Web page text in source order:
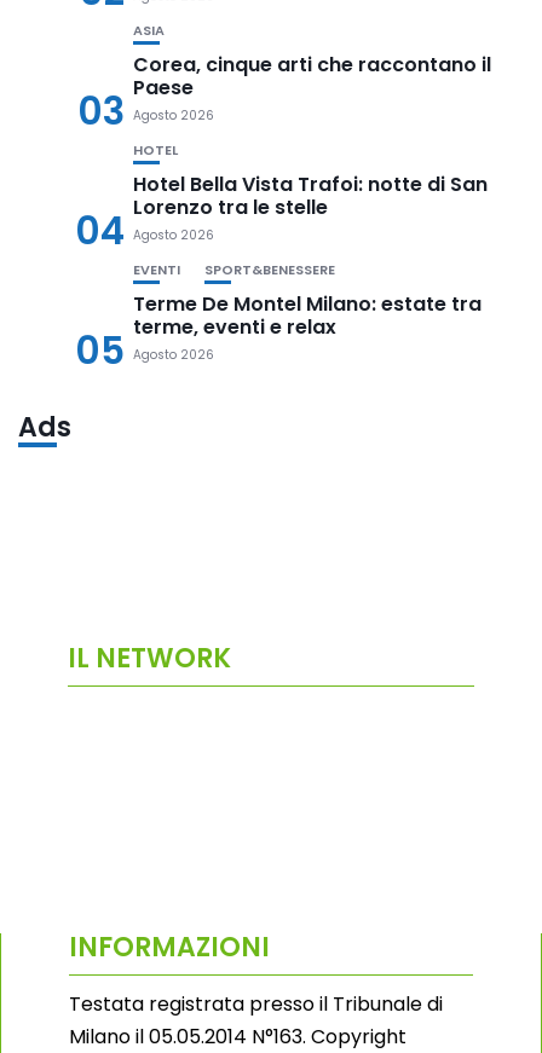
03
ASIA
Corea, cinque arti che raccontano il
Paese
Agosto 2026
04
HOTEL
Hotel Bella Vista Trafoi: notte di San
Lorenzo tra le stelle
Agosto 2026
05
EVENTI SPORT&BENESSERE
Terme De Montel Milano: estate tra
terme, eventi e relax
Agosto 2026
Ads
IL NETWORK
INFORMAZIONI
Testata registrata presso il Tribunale di
Milano il 05.05.2014 N°163. Copyright